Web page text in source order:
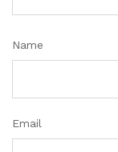
Name
Email